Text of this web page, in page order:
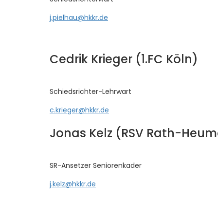
j.pielhau@hkkr.de
Cedrik Krieger (1.FC Köln)
Schiedsrichter-Lehrwart
c.krieger@hkkr.de
Jonas Kelz (RSV Rath-
SR-Ansetzer Seniorenkader
j.kelz@hkkr.de